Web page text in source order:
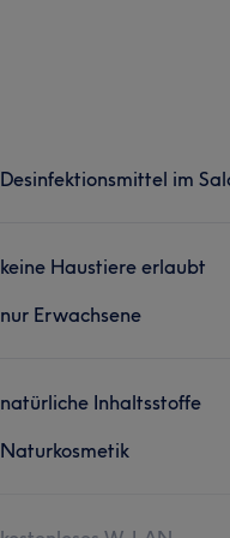
Desinfektionsmittel im
keine Haustiere erlaubt
nur Erwachsene
natürliche Inhaltsstoffe
Naturkosmetik